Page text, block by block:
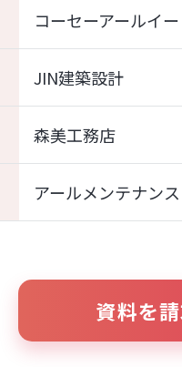
コーセーアールイー
JIN建築設計
森美工務店
アールメンテナンス
資料を